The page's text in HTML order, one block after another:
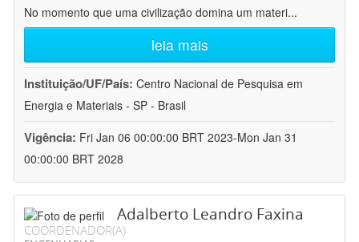
No momento que uma civilização domina um materi...
leia mais
Instituição/UF/País: Centro Nacional de Pesquisa em
Energia e Materiais - SP - Brasil
Vigência: Fri Jan 06 00:00:00 BRT 2023-Mon Jan 31
00:00:00 BRT 2028
Adalberto Leandro Faxina
COORDENADOR(A)